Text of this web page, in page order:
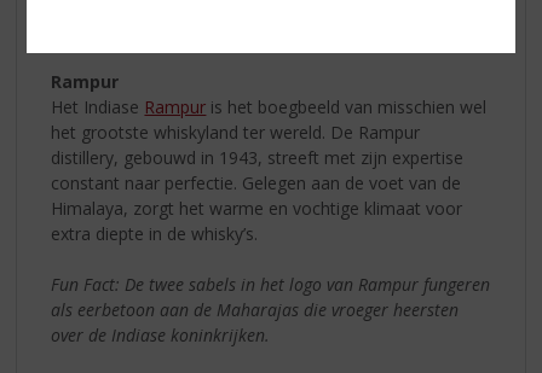
Rampur
Het Indiase Rampur is het boegbeeld van misschien wel
het grootste whiskyland ter wereld. De Rampur
distillery, gebouwd in 1943, streeft met zijn expertise
constant naar perfectie. Gelegen aan de voet van de
Himalaya, zorgt het warme en vochtige klimaat voor
extra diepte in de whisky’s.
Fun Fact: De twee sabels in het logo van Rampur fungeren
als eerbetoon aan de Maharajas die vroeger heersten
over de Indiase koninkrijken.